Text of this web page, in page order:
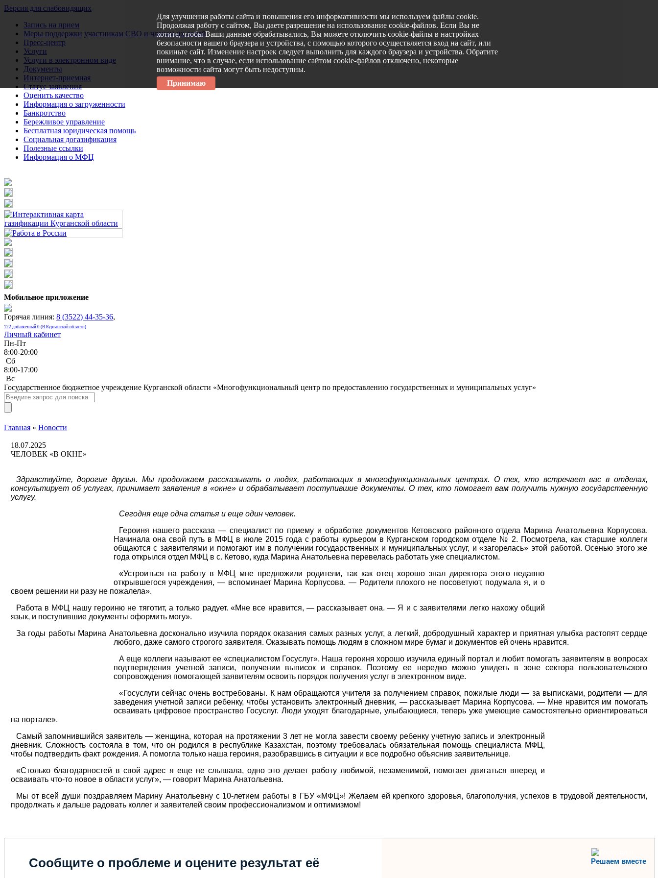
Версия для слабовидящих
Запись на прием
Меры поддержки участникам СВО и членам их семей
Пресс-центр
Услуги
Услуги в электронном виде
Документы
Интернет-приемная
Статус заявления
Оценить качество
Информация о загруженности
Банкротство
Бережливое управление
Бесплатная юридическая помощь
Социальная догазификация
Полезные ссылки
Информация о МФЦ
Мобильное приложение
Горячая линия: 8 (3522) 44-35-36,
122 добавочный 0 (В Курганской области)
Личный кабинет
Пн-Пт
8:00-20:00
Сб
8:00-17:00
Bc
Государственное бюджетное учреждение Курганской области «Многофункциональный центр по предоставлению государственных и муниципальных услуг»
Главная » Новости
18.07.2025
ЧЕЛОВЕК «В ОКНЕ»
Здравствуйте, дорогие друзья. Мы продолжаем рассказывать о людях, работающих в многофункциональных центрах. О тех, кто встречает вас в отделах,
консультирует об услугах, принимает заявления в «окне» и обрабатывает поступившие документы. О тех, кто помогает вам получить нужную государственную
услугу.
Сегодня еще одна статья и еще один человек.
Героиня нашего рассказа — специалист по приему и обработке документов Кетовского районного отдела Марина Анатольевна Корпусова.
Начинала она свой путь в МФЦ в июле 2015 года с работы курьером в Курганском городском отделе № 2. Посмотрела, как старшие коллеги
общаются с заявителями и помогают им в получении государственных и муниципальных услуг, и «загорелась» этой работой. Осенью этого же
года открылся отдел МФЦ в с. Кетово, куда Марина Анатольевна перевелась работать уже специалистом.
«Устроиться на работу в МФЦ мне предложили родители, так как отец хорошо знал директора этого недавно
открывшегося учреждения, — вспоминает Марина Корпусова. — Родители плохого не посоветуют, подумала я, и о
своем решении ни разу не пожалела».
Работа в МФЦ нашу героиню не тяготит, а только радует. «Мне все нравится, — рассказывает она. — Я и с заявителями легко нахожу общий
язык, и поступившие документы оформить могу».
За годы работы Марина Анатольевна досконально изучила порядок оказания самых разных услуг, а легкий, добродушный характер и приятная улыбка растопят сердце
любого, даже самого строгого заявителя. Оказывать помощь людям в сложном мире бумаг и документов ей очень нравится.
А еще коллеги называют ее «специалистом Госуслуг». Наша героиня хорошо изучила единый портал и любит помогать заявителям в вопросах
подтверждения учетной записи, получении выписок и справок. Поэтому ее нередко можно увидеть в зоне сектора пользовательского
сопровождения помогающей заявителям освоить порядок получения услуг в электронном виде.
«Госуслуги сейчас очень востребованы. К нам обращаются учителя за получением справок, пожилые люди — за выписками, родители — для
заведения учетной записи ребенку, чтобы установить электронный дневник, — рассказывает Марина Корпусова. — Мне нравится им помогать
осваивать цифровое пространство Госуслуг. Люди уходят благодарные, улыбающиеся, теперь уже умеющие самостоятельно ориентироваться
на портале».
Самый запомнившийся заявитель — женщина, которая на протяжении 3 лет не могла завести своему ребенку учетную запись и электронный
дневник. Сложность состояла в том, что он родился в республике Казахстан, поэтому требовалась обязательная помощь специалиста МФЦ,
чтобы подтвердить факт рождения. А помогла только наша героиня, разобравшись в ситуации и все подробно объяснив заявительнице.
«Столько благодарностей в свой адрес я еще не слышала,одно это делает работу любимой, незаменимой, помогает двигаться вперед и
осваивать что-то новое в области услуг», — говорит Марина Анатольевна.
Мы от всей души поздравляем Марину Анатольевну с 10-летием работы в ГБУ «МФЦ»! Желаем ей крепкого здоровья, благополучия, успехов в трудовой деятельности,
продолжать и дальше радовать коллег и заявителей своим профессионализмом и оптимизмом!
Решаем вместе
Сообщите о проблеме и оцените результат её
Для улучшения работы сайта и повышения его информативности мы используем файлы cookie.
Продолжая работу с сайтом, Вы даете разрешение на использование cookie-файлов. Если Вы не
хотите, чтобы Ваши данные обрабатывались, Вы можете отключить cookie-файлы в настройках
безопасности вашего браузера и устройства, с помощью которого осуществляется вход на сайт, или
покиньте сайт. Изменение настроек следует выполнить для каждого браузера и устройства. Обратите
внимание, что в случае, если использование сайтом cookie-файлов отключено, некоторые
возможности сайта могут быть недоступны.
Принимаю